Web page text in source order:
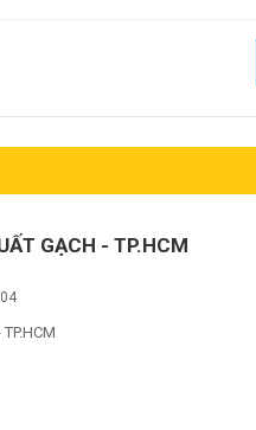
GẠCH - TP.HCM